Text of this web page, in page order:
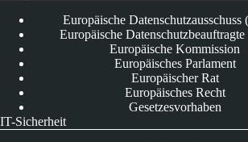
Europäische
Europäische
Europäische Kommission
Europäisches Parlament
Europäischer Rat
Europäisches Recht
Gesetzesvorhaben
IT-Sicherheit